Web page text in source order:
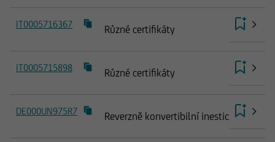
IT0005716367 Různé certifikáty
IT0005715898 Různé certifikáty
DE000UN975R7 Reverzně konvertibilní inestice vázané